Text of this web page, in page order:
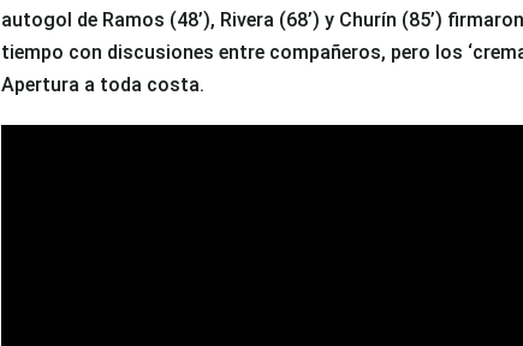
autogol de Ramos (48’), Rivera (68’) y Churín (85’)
tiempo con discusiones entre compañeros, pero los
Apertura a toda costa.